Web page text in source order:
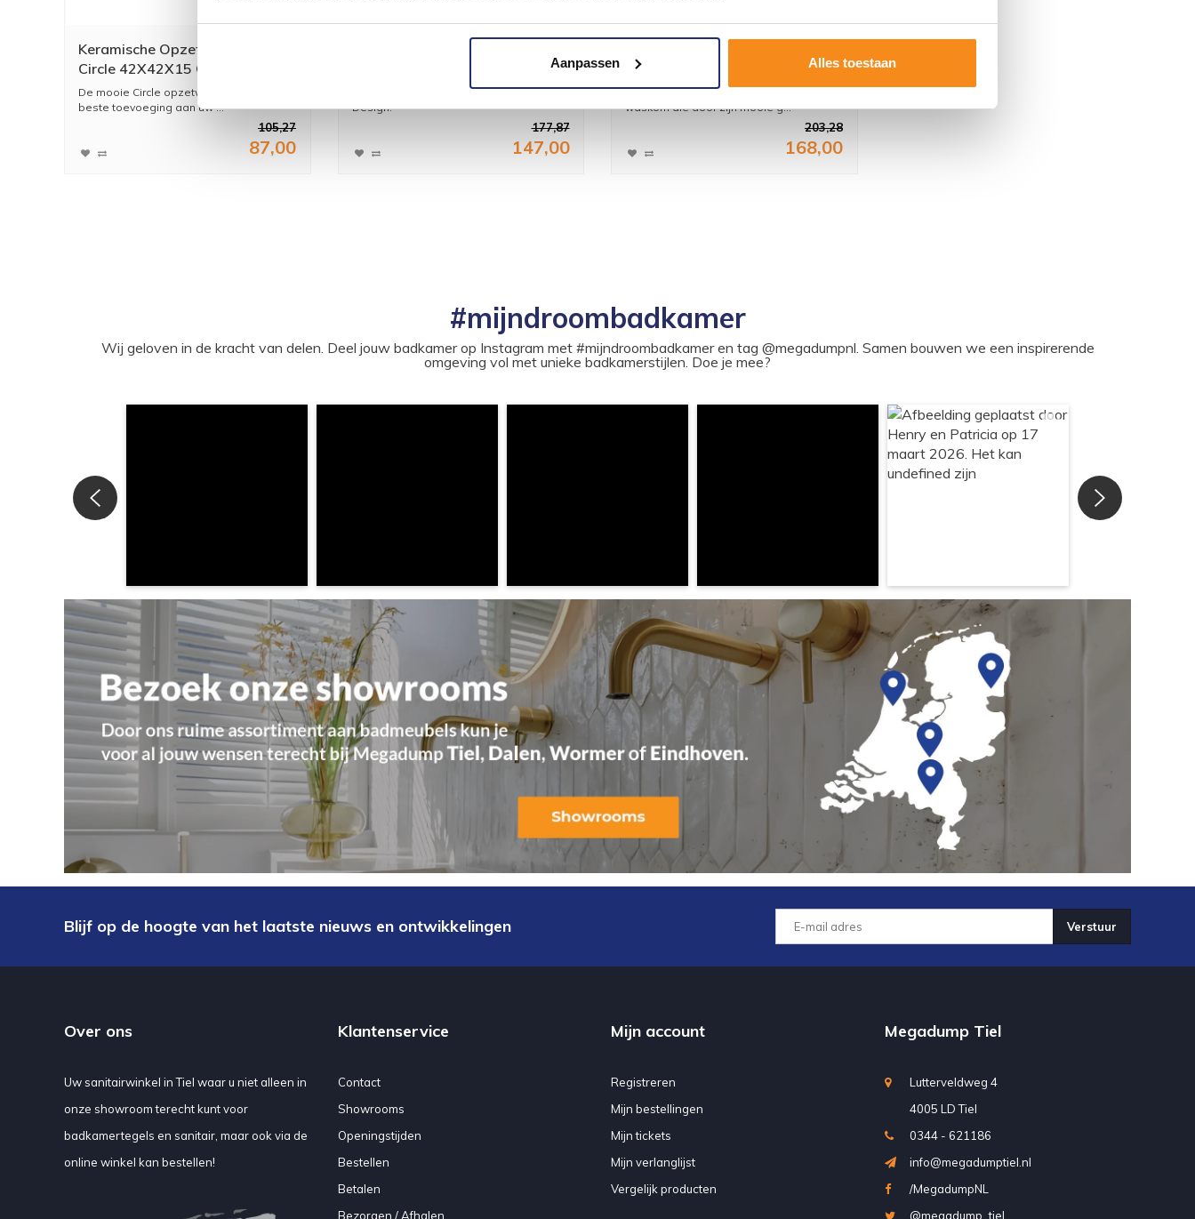
Aanpassen Alles toestaan
Keramische Opzetwastafel
Circle 42X42X15 Cm
De mooie Circle opzetwastafel is de
beste toevoeging aan uw ...
105,27
87,00
De nieuwe opbouw wastafel van Best
Design.
177,87
147,00
48X35X14 Cm
Is een hoge kwalitatieve opbouw
waskom die door zijn mooie g...
203,28
168,00
#mijndroombadkamer
Wij geloven in de kracht van delen. Deel jouw badkamer op Instagram met #mijndroombadkamer en tag @megadumpnl. Samen bouwen we een inspirerende
omgeving vol met unieke badkamerstijlen. Doe je mee?
Blijf op de hoogte van het laatste nieuws en ontwikkelingen Verstuur
Over ons
Uw sanitairwinkel in Tiel waar u niet alleen in
onze showroom terecht kunt voor
badkamertegels en sanitair, maar ook via de
online winkel kan bestellen!
Klantenservice
Contact
Showrooms
Openingstijden
Bestellen
Betalen
Bezorgen / Afhalen
Mijn account
Registreren
Mijn bestellingen
Mijn tickets
Mijn verlanglijst
Vergelijk producten
Megadump Tiel
Lutterveldweg 4
4005 LD Tiel
0344 - 621186
info@megadumptiel.nl
/MegadumpNL
@megadump_tiel